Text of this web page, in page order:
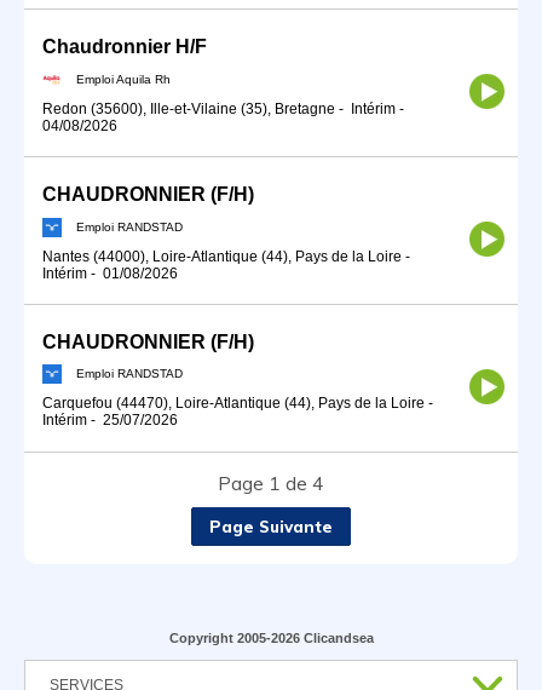
Chaudronnier H/F
Emploi Aquila Rh
Redon (35600), Ille-et-Vilaine (35), Bretagne - Intérim -
04/08/2026
CHAUDRONNIER (F/H)
Emploi RANDSTAD
Nantes (44000), Loire-Atlantique (44), Pays de la Loire -
Intérim - 01/08/2026
CHAUDRONNIER (F/H)
Emploi RANDSTAD
Carquefou (44470), Loire-Atlantique (44), Pays de la Loire -
Intérim - 25/07/2026
Page 1 de 4
Page Suivante
Copyright 2005-2026 Clicandsea
SERVICES